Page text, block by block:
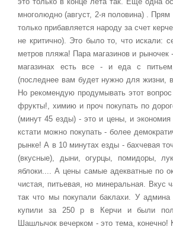
многолюдно (август, 2-я половина) .
только прибавляется народу за счет
не критично). Это было то, что искали:
метров пляжа! Пара магазинов и
магазинах есть все - и еда с
(последнее вам будет нужно для жизни, в
Но рекомендую продумывать этот вопрос
фрукты!, химию и проч покупать по
(минут 45 езды) - это и цены, и
кстати можно покупать - более
рынке! А в 10 минутах езды - бахчевая
(вкусные), дыни, огурцы, помидоры,
яблоки.... А цены самые адекватные по
чистая, питьевая, но минеральная. Вкус
так что мы покупали баклахи. У
купили за 250 р в Керчи и были
Шашлычок вечерком - это тема, конечно!